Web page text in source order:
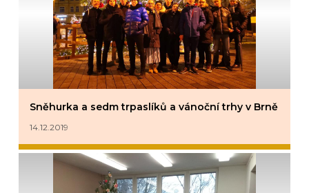
Sněhurka a sedm trpaslíků a vánoční trhy v Brně
14.12.2019